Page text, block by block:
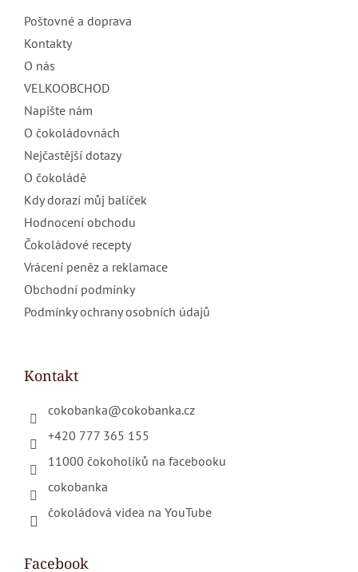
Poštovné a doprava
Kontakty
O nás
VELKOOBCHOD
Napište nám
O čokoládovnách
Nejčastější dotazy
O čokoládě
Kdy dorazí můj balíček
Hodnocení obchodu
Čokoládové recepty
Vrácení peněz a reklamace
Obchodní podmínky
Podmínky ochrany osobních údajů
Kontakt
cokobanka@cokobanka.cz
+420 777 365 155
11000 čokoholiků na facebooku
cokobanka
čokoládová videa na YouTube
Facebook